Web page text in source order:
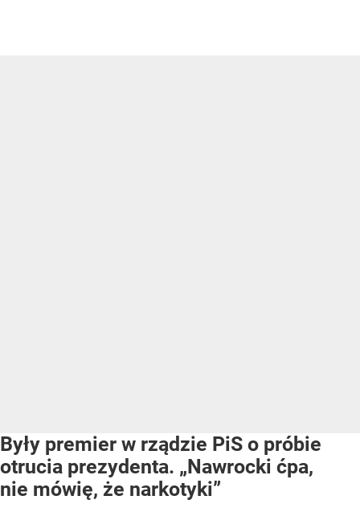
Były premier w rządzie PiS o próbie
otrucia prezydenta. „Nawrocki ćpa,
nie mówię, że narkotyki”